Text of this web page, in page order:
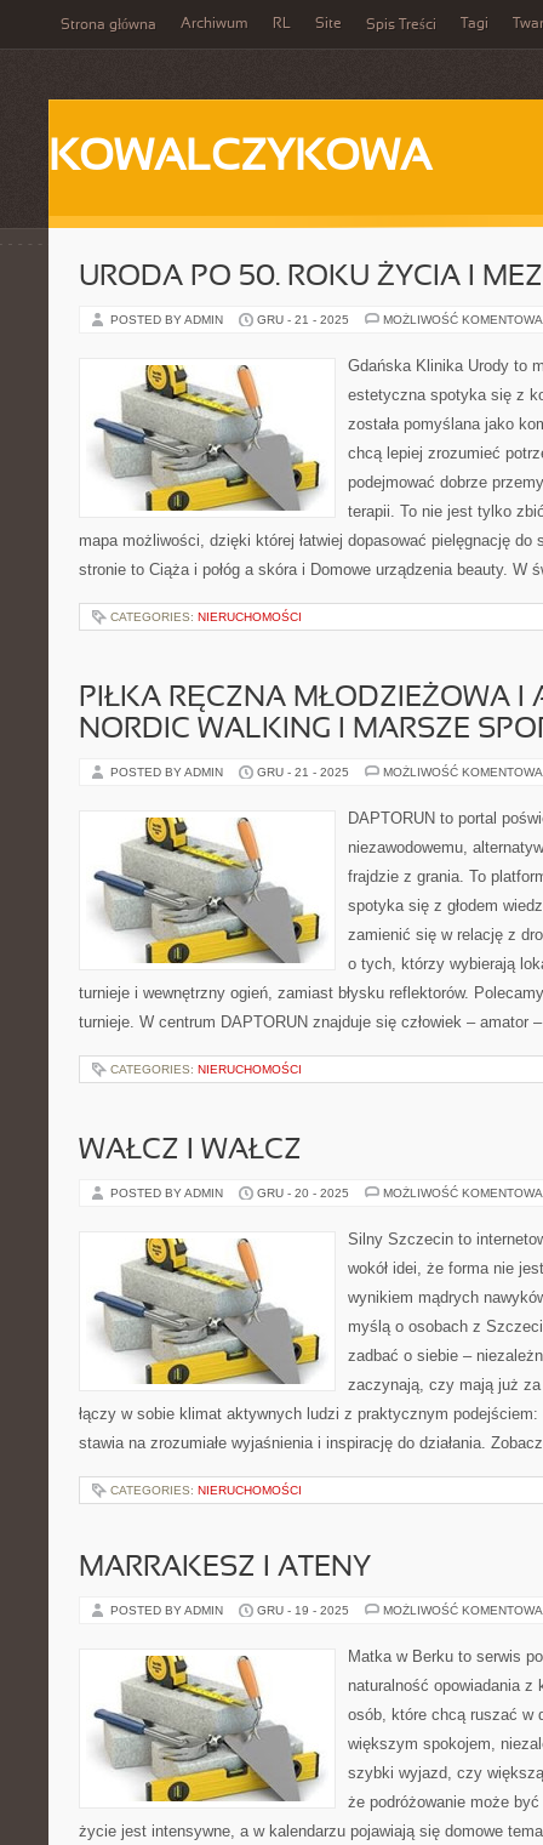
Strona główna Archiwum RL Site Spis Treści Tagi
KOWALCZYKOWA
URODA PO 50. ROKU ŻYCIA I
POSTED BY ADMIN GRU - 21 - 2025 MOŻLIWOŚĆ
Gdańska Klinika Urody to
estetyczna spotyka się z
została pomyślana jako
chcą lepiej zrozumieć
podejmować dobrze
terapii. To nie jest tylko
mapa możliwości, dzięki której łatwiej dopasować pielęgnację
stronie to Ciąża i połóg a skóra i Domowe urządzenia beauty.
CATEGORIES: NIERUCHOMOŚCI
PIŁKA RĘCZNA MŁODZIEŻOWA I
NORDIC WALKING I MARSZE
POSTED BY ADMIN GRU - 21 - 2025 MOŻLIWOŚĆ
DAPTORUN to portal
niezawodowemu,
frajdzie z grania. To
spotyka się z głodem
zamienić się w relację z
o tych, którzy wybierają
turnieje i wewnętrzny ogień, zamiast błysku reflektorów.
turnieje. W centrum DAPTORUN znajduje się człowiek –
CATEGORIES: NIERUCHOMOŚCI
WAŁCZ I WAŁCZ
POSTED BY ADMIN GRU - 20 - 2025 MOŻLIWOŚĆ
Silny Szczecin to
wokół idei, że forma nie
wynikiem mądrych
myślą o osobach z
zadbać o siebie –
zaczynają, czy mają już
łączy w sobie klimat aktywnych ludzi z praktycznym podejściem:
stawia na zrozumiałe wyjaśnienia i inspirację do działania.
CATEGORIES: NIERUCHOMOŚCI
MARRAKESZ I ATENY
POSTED BY ADMIN GRU - 19 - 2025 MOŻLIWOŚĆ
Matka w Berku to serwis
naturalność opowiadania z
osób, które chcą ruszać w
większym spokojem,
szybki wyjazd, czy
że podróżowanie może
życie jest intensywne, a w kalendarzu pojawiają się domowe